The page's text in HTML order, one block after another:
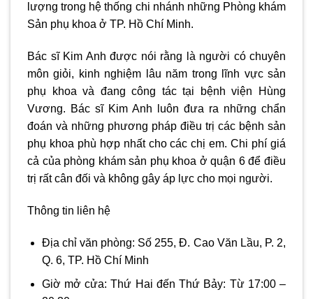
lượng trong hệ thống chi nhánh những Phòng khám
Sản phụ khoa ở TP. Hồ Chí Minh.
Bác sĩ Kim Anh được nói rằng là người có chuyên
môn giỏi, kinh nghiệm lâu năm trong lĩnh vực sản
phụ khoa và đang công tác tại bệnh viện Hùng
Vương. Bác sĩ Kim Anh luôn đưa ra những chẩn
đoán và những phương pháp điều trị các bệnh sản
phụ khoa phù hợp nhất cho các chị em. Chi phí giá
cả của phòng khám sản phụ khoa ở quận 6 để điều
trị rất cân đối và không gây áp lực cho mọi người.
Thông tin liên hệ
Địa chỉ văn phòng: Số 255, Đ. Cao Văn Lầu, P. 2,
Q. 6, TP. Hồ Chí Minh
Giờ mở cửa: Thứ Hai đến Thứ Bảy: Từ 17:00 –